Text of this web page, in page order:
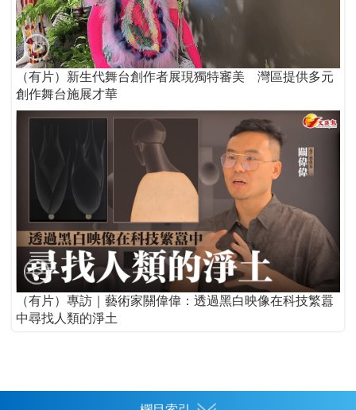
（有片）新生代舞台創作者展現獨特審美 灣區提供多元
創作舞台施展才華
（有片）專訪｜藝術家關偉偉：透過黑白映像在科技繁囂
中尋找人類的淨土